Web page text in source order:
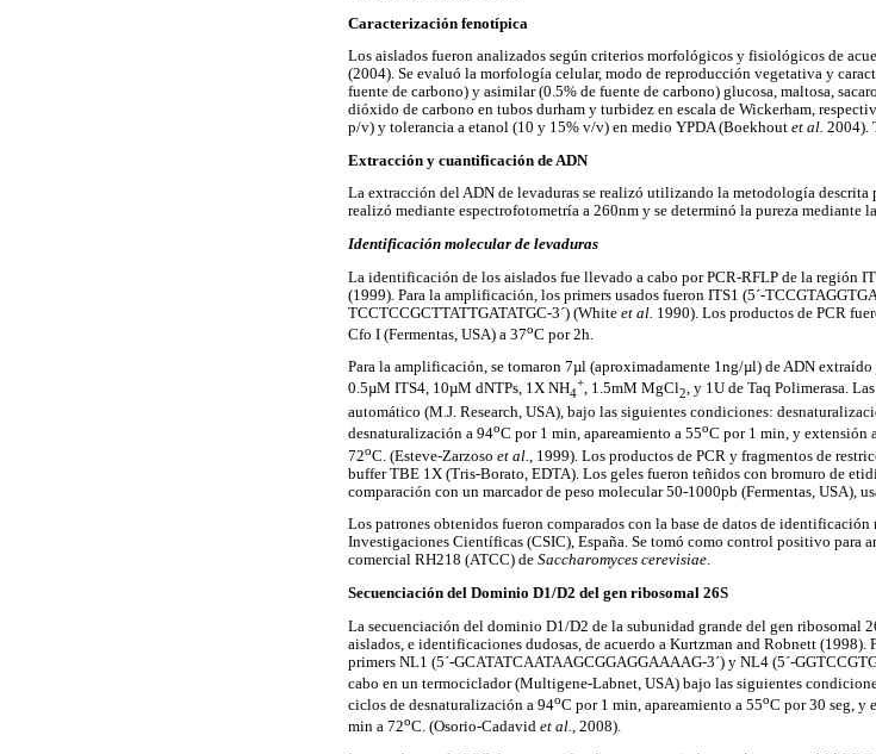
Caracterización fenotípica
Los aislados fueron analizados según criterios morfológicos y fisiológicos de
(2004). Se evaluó la morfología celular, modo de reproducción vegetativa y
fuente de carbono) y asimilar (0.5% de fuente de carbono) glucosa, maltosa,
dióxido de carbono en tubos durham y turbidez en escala de Wickerham,
p/v) y tolerancia a etanol (10 y 15% v/v) en medio YPDA (Boekhout et al. 2004).
Extracción y cuantificación de ADN
La extracción del ADN de levaduras se realizó utilizando la metodología descrita
realizó mediante espectrofotometría a 260nm y se determinó la pureza mediante
Identificación molecular de levaduras
La identificación de los aislados fue llevado a cabo por PCR-RFLP de la región
(1999). Para la amplificación, los primers usados fueron ITS1 (5´-
TCCTCCGCTTATTGATATGC-3´) (White et al. 1990). Los productos de PCR
Cfo I (Fermentas, USA) a 37oC por 2h.
Para la amplificación, se tomaron 7µl (aproximadamente 1ng/µl) de ADN
0.5µM ITS4, 10µM dNTPs, 1X NH4
+, 1.5mM MgCl2, y 1U de Taq Polimerasa.
automático (M.J. Research, USA), bajo las siguientes condiciones:
desnaturalización a 94oC por 1 min, apareamiento a 55oC por 1 min, y extensión
72oC. (Esteve-Zarzoso et al.
, 1999). Los productos de PCR y fragmentos de
buffer TBE 1X (Tris-Borato, EDTA). Los geles fueron teñidos con bromuro de
comparación con un marcador de peso molecular 50-1000pb (Fermentas, USA),
Los patrones obtenidos fueron comparados con la base de datos de
Investigaciones Científicas (CSIC), España. Se tomó como control positivo para
comercial RH218 (ATCC) de Saccharomyces cerevisiae.
Secuenciación del Dominio D1/D2 del gen ribosomal 26S
La secuenciación del dominio D1/D2 de la subunidad grande del gen ribosomal
aislados, e identificaciones dudosas, de acuerdo a Kurtzman and Robnett
primers NL1 (5´-GCATATCAATAAGCGGAGGAAAAG-3´) y NL4 (5´-
cabo en un termociclador (Multigene-Labnet, USA) bajo las siguientes
ciclos de desnaturalización a 94oC por 1 min, apareamiento a 55oC por 30 seg, y
min a 72oC. (Osorio-Cadavid et al., 2008).